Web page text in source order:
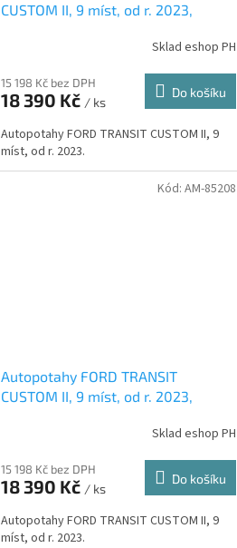
CUSTOM II, 9 míst, od r. 2023,
Sklad eshop PH
15 198 Kč bez DPH
18 390 Kč / ks
Do košíku
Autopotahy FORD TRANSIT CUSTOM II, 9
míst, od r. 2023.
Autopotahy FORD TRANSIT
CUSTOM II, 9 míst, od r. 2023,
Sklad eshop PH
15 198 Kč bez DPH
18 390 Kč / ks
Do košíku
Autopotahy FORD TRANSIT CUSTOM II, 9
míst, od r. 2023.
Kód: AM-85208